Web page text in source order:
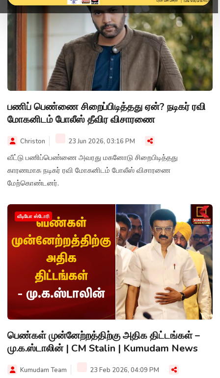
பணிப் பெண்ணை சிறைப்பிடித்தது ஏன்? நடிகர் ரவி
மோகனிடம் போலீஸ் தீவிர விசாரணை
Christon 23 Jun 2026, 03:16 PM
வீட்டு பணிப்பெண்ணை அவரது மகனோடு சிறைபிடித்தது
காரணமாக நடிகர் ரவி மோகனிடம் போலீஸ் விசாரணை
மேற்கொண்டனர்.
வீடியோ ஸ்டோரி
பெண்கள் முன்னேற்றத்திற்கு அதிக திட்டங்கள் –
மு.க.ஸ்டாலின் | CM Stalin | Kumudam News
Kumudam Team 23 Feb 2026, 04:09 PM